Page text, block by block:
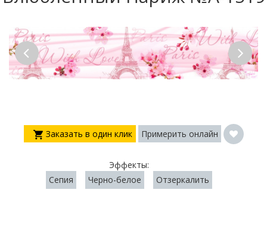
Заказать в один клик Примерить онлайн
Эффекты:
Сепия
Черно-белое Отзеркалить